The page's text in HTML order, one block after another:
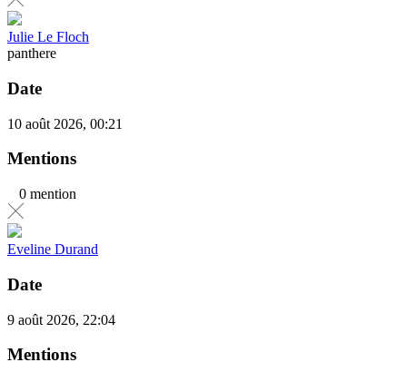
Julie Le Floch
panthere
Date
10 août 2026, 00:21
Mentions
0 mention
Eveline Durand
Date
9 août 2026, 22:04
Mentions